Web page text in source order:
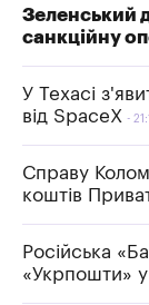
Зеленський
санкційну
У Техасі
від SpaceX
Справу
коштів
Російська
«Укрпошти»